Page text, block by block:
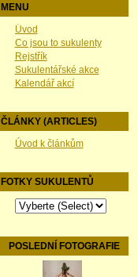
MENU
Úvod
Co jsou to sukulenty
Rejstřík
Sukulentářské akce
Kalendář akcí
ČLÁNKY (ARTICLES)
Úvod k článkům
FOTKY SUKULENTŮ
POSLEDNÍ FOTOGRAFIE